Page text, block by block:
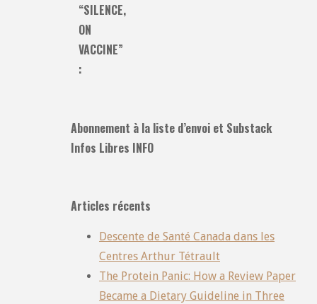
“SILENCE,
ON
VACCINE”
:
Abonnement à la liste d’envoi et Substack
Infos Libres INFO
Articles récents
Descente de Santé Canada dans les
Centres Arthur Tétrault
The Protein Panic: How a Review Paper
Became a Dietary Guideline in Three